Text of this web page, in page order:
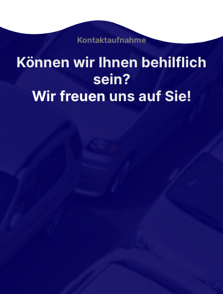
Kontaktaufnahme
Können wir Ihnen behilflich
sein?
Wir freuen uns auf Sie!